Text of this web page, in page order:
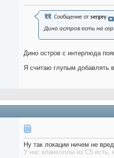
Сообщение от sergey
Дино остров есть на
Дино остров с интерлюда
Я считаю глупым добавлять
Ну так локации ничем не
У нас кланхоллы из С5 есть,